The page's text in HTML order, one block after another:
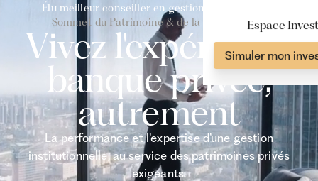
Espace
Simuler mon
Élu meilleur conseiller en gestion de patrimoine
- Sommet du Patrimoine & de la Performance -
Vivez l'expérience
banque privée,
autrement
La performance et l’expertise d’une gestion
institutionnelle, au service des patrimoines privés
exigeants.